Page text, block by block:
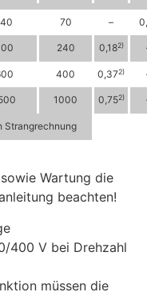
70 –
240 0,182)
400 0,372)
1000 0,752)
Strangrechnung
Wartung die
beachten!
400 V bei Drehzahl
müssen die